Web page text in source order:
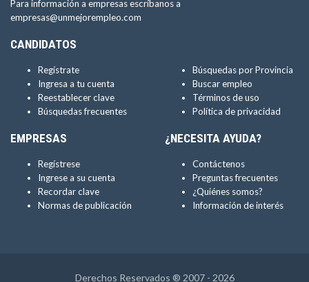
Para información a empresas escríbanos a
empresas@unmejorempleo.com
CANDIDATOS
Regístrate
Ingresa a tu cuenta
Reestablecer clave
Búsquedas frecuentes
Búsquedas por Provincia
Buscar empleo
Términos de uso
Política de privacidad
EMPRESAS
Regístrese
Ingrese a su cuenta
Recordar clave
Normas de publicación
¿NECESITA AYUDA?
Contáctenos
Preguntas frecuentes
¿Quiénes somos?
Información de interés
Derechos Reservados ® 2007 - 2026